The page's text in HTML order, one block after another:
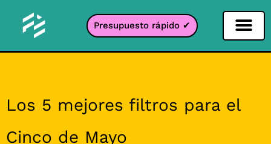
Presupuesto rápido ✔
Los 5 mejores filtros para el
Cinco de Mayo